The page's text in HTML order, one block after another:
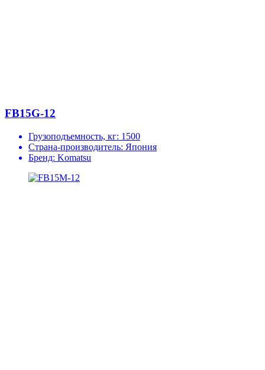
FB15G-12
Грузоподъемность, кг: 1500
Страна-производитель: Япония
Бренд: Komatsu